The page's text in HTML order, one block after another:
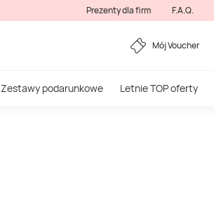
Prezenty dla firm F.A.Q.
Mój Voucher
Zestawy podarunkowe Letnie TOP oferty